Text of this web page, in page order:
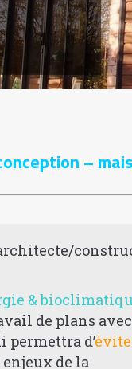
–
&
de plans avec
d’
enjeux de la